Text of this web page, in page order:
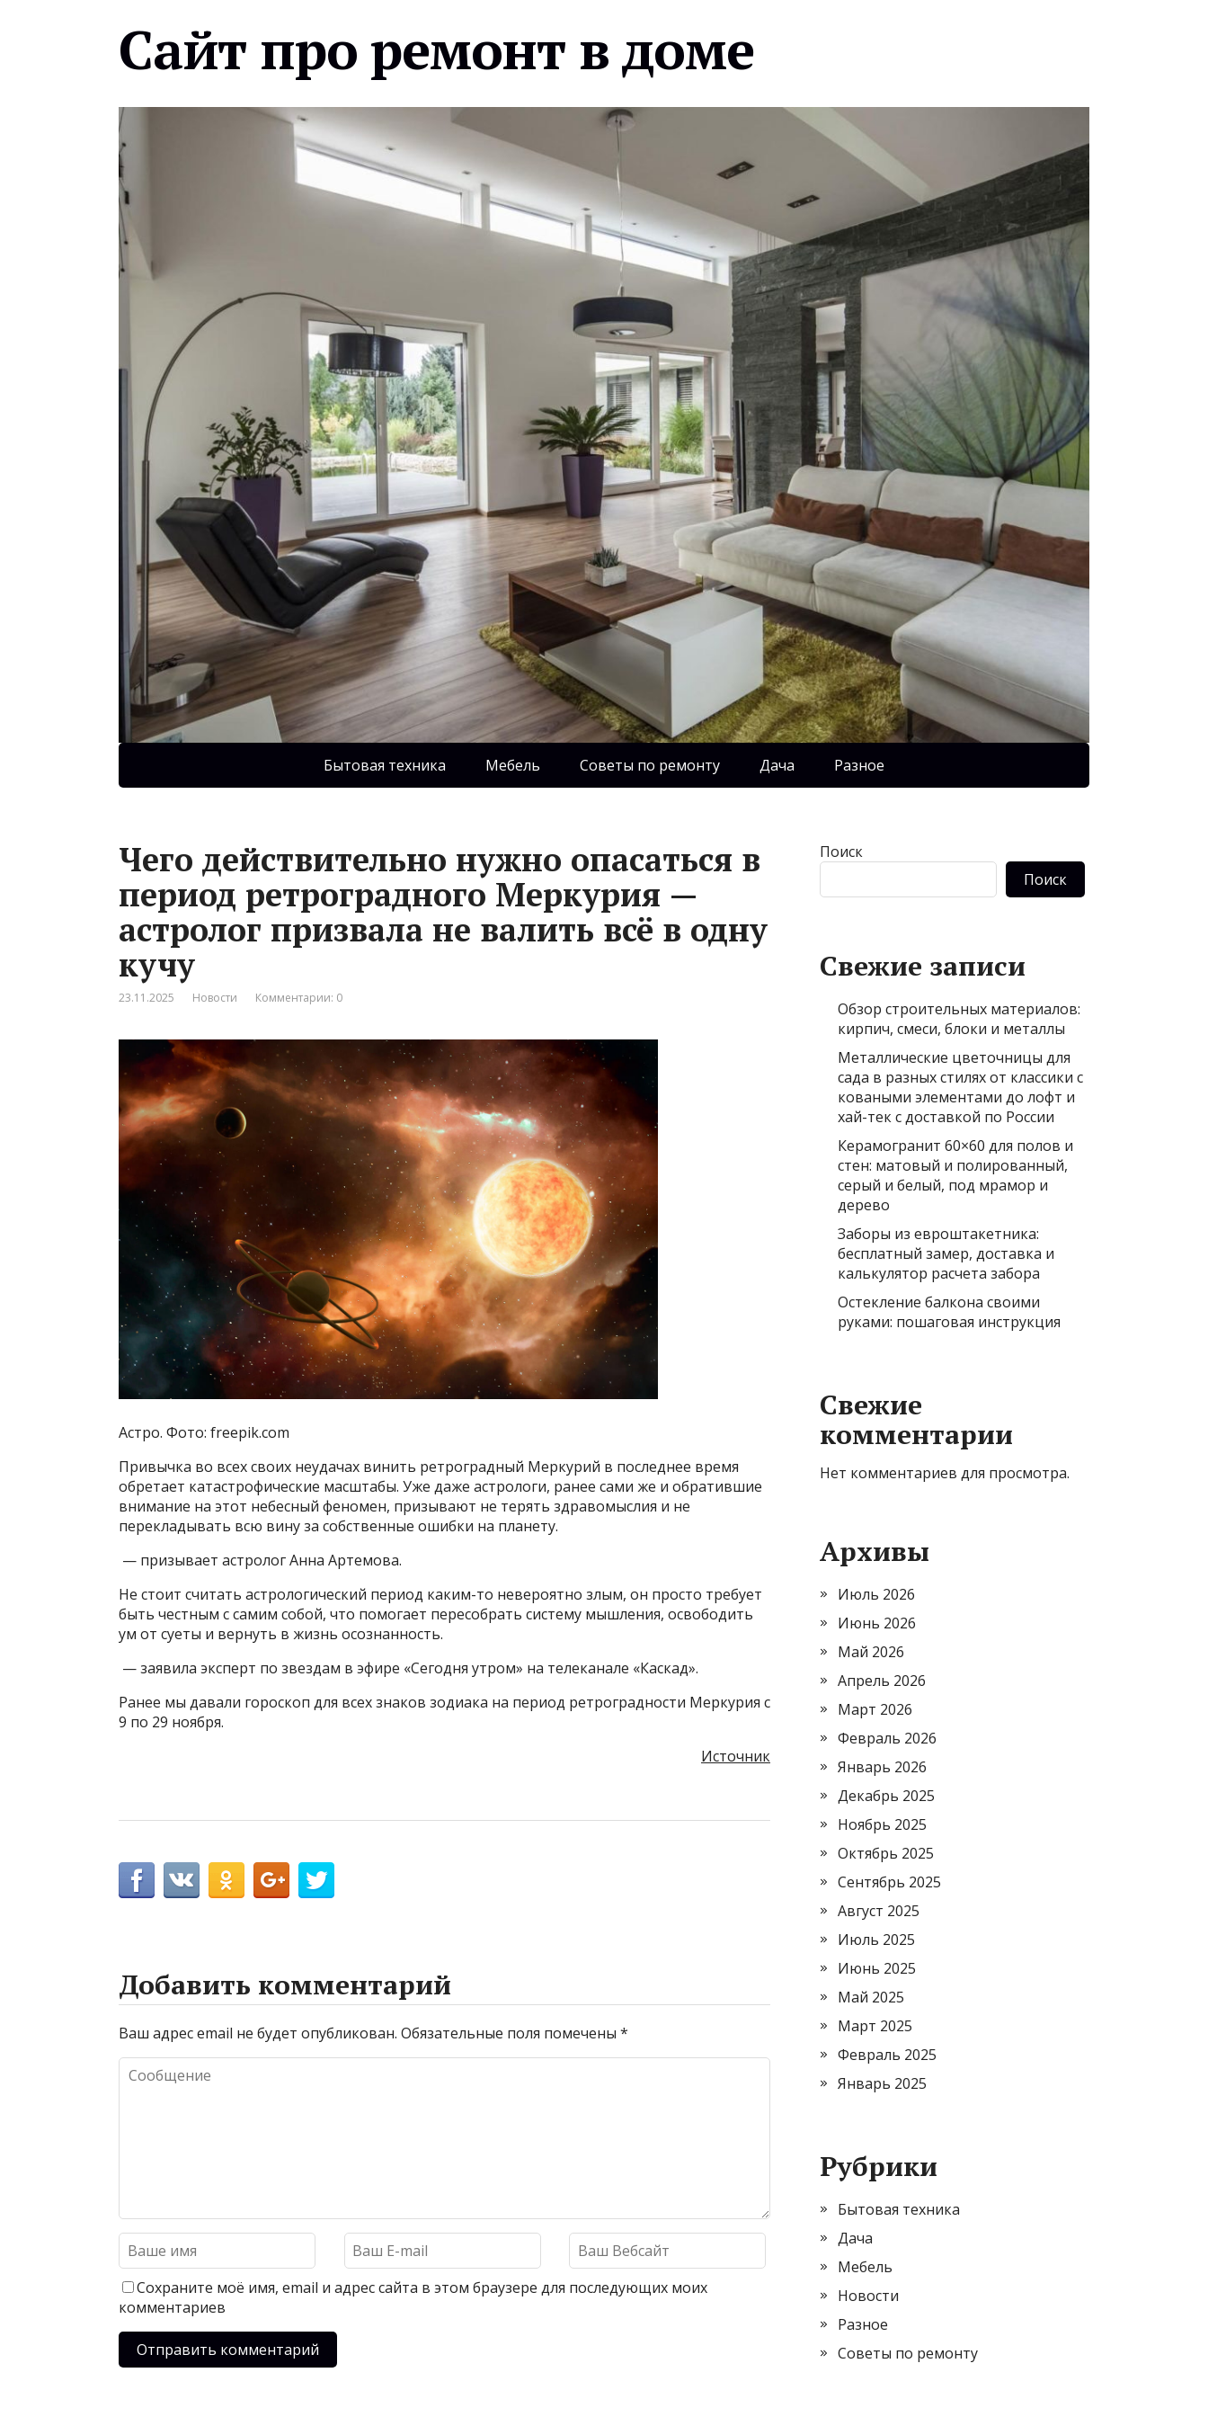
Сайт про ремонт в доме
Бытовая техника Мебель Советы по ремонту Дача Разное
Чего действительно нужно опасаться в
период ретроградного Меркурия —
астролог призвала не валить всё в одну
кучу
23.11.2025 Новости Комментарии: 0
Астро. Фото: freepik.com
Привычка во всех своих неудачах винить ретроградный Меркурий в последнее время
обретает катастрофические масштабы. Уже даже астрологи, ранее сами же и обратившие
внимание на этот небесный феномен, призывают не терять здравомыслия и не
перекладывать всю вину за собственные ошибки на планету.
— призывает астролог Анна Артемова.
Не стоит считать астрологический период каким-то невероятно злым, он просто требует
быть честным с самим собой, что помогает пересобрать систему мышления, освободить
ум от суеты и вернуть в жизнь осознанность.
— заявила эксперт по звездам в эфире «Сегодня утром» на телеканале «Каскад».
Ранее мы давали гороскоп для всех знаков зодиака на период ретроградности Меркурия с
9 по 29 ноября.
Источник
Добавить комментарий
Ваш адрес email не будет опубликован. Обязательные поля помечены *
Сохраните моё имя, email и адрес сайта в этом браузере для последующих моих
комментариев
Поиск
Поиск
Свежие записи
Обзор строительных материалов:
кирпич, смеси, блоки и металлы
Металлические цветочницы для
сада в разных стилях от классики с
коваными элементами до лофт и
хай-тек с доставкой по России
Керамогранит 60×60 для полов и
стен: матовый и полированный,
серый и белый, под мрамор и
дерево
Заборы из евроштакетника:
бесплатный замер, доставка и
калькулятор расчета забора
Остекление балкона своими
руками: пошаговая инструкция
Свежие
комментарии
Нет комментариев для просмотра.
Архивы
Июль 2026
Июнь 2026
Май 2026
Апрель 2026
Март 2026
Февраль 2026
Январь 2026
Декабрь 2025
Ноябрь 2025
Октябрь 2025
Сентябрь 2025
Август 2025
Июль 2025
Июнь 2025
Май 2025
Март 2025
Февраль 2025
Январь 2025
Рубрики
Бытовая техника
Дача
Мебель
Новости
Разное
Советы по ремонту